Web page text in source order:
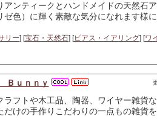
アンティークとハンドメイドの天然石
ゼ色）に輝く素敵な気分になれます様
リー] [宝石・天然石] [ピアス・イアリング] [ワ
Ｂｕｎｎｙ
ラフトや木工品、陶器、ワイヤー雑貨
だけの手作りこだわりの一点もの雑貨